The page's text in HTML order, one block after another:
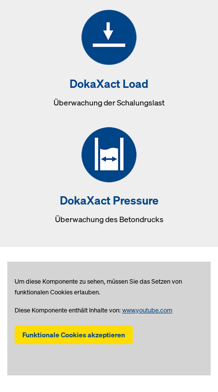
DokaXact Load
Überwachung der Schalungslast
DokaXact Pressure
Überwachung des Betondrucks
Um diese Komponente zu sehen, müssen Sie das Setzen von
funktionalen Cookies erlauben.
Diese Komponente enthält Inhalte von:www.youtube.com
Funktionale Cookies akzeptieren